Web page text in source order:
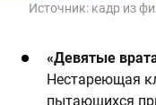
Источник: кадр из
«Девятые
Нестареющая
пытающихся